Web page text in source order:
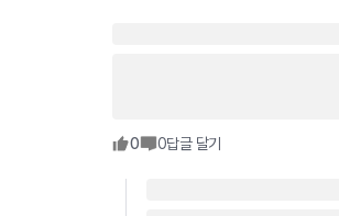
0 0답글 달기